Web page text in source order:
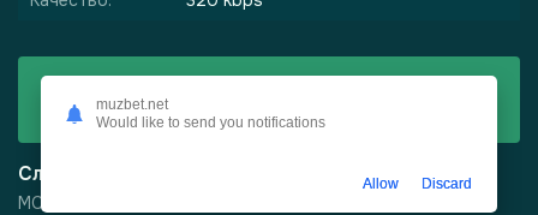
Скачать
МС Дымка - Не ври
Слушать
МС Дымка - Не ври
muzbet.net
Would like to send you notifications
Allow Discard